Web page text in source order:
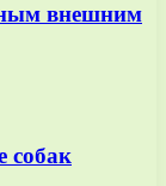
внешним
собак